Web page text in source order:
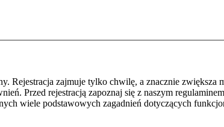
Rejestracja zajmuje tylko chwilę, a znacznie
Przed rejestracją zapoznaj się z naszym
wiele podstawowych zagadnień dotyczących